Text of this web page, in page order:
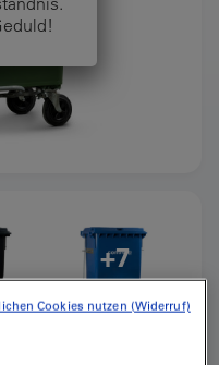
+7
Cookies nutzen (Widerruf)